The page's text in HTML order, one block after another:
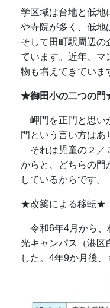
学区域は台地と低地
や寺院が多く、低地
そして田町駅周辺の
ています。近年、マ
物も増えてきていま
★御田小の二つの
岬門を正門と思い
門という言い方はあ
それは児童の２／
からと、どちらの門
しているからです。
★改築による移転★
令和6年4月から、
光キャンパス（港区
した。4年9か月後、